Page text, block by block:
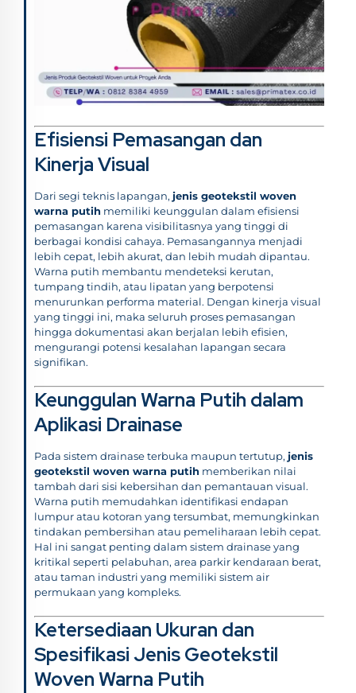
Efisiensi Pemasangan dan
Kinerja Visual
Dari segi teknis lapangan, jenis geotekstil woven
warna putih memiliki keunggulan dalam efisiensi
pemasangan karena visibilitasnya yang tinggi di
berbagai kondisi cahaya. Pemasangannya menjadi
lebih cepat, lebih akurat, dan lebih mudah dipantau.
Warna putih membantu mendeteksi kerutan,
tumpang tindih, atau lipatan yang berpotensi
menurunkan performa material. Dengan kinerja visual
yang tinggi ini, maka seluruh proses pemasangan
hingga dokumentasi akan berjalan lebih efisien,
mengurangi potensi kesalahan lapangan secara
signifikan.
Keunggulan Warna Putih dalam
Aplikasi Drainase
Pada sistem drainase terbuka maupun tertutup, jenis
geotekstil woven warna putih memberikan nilai
tambah dari sisi kebersihan dan pemantauan visual.
Warna putih memudahkan identifikasi endapan
lumpur atau kotoran yang tersumbat, memungkinkan
tindakan pembersihan atau pemeliharaan lebih cepat.
Hal ini sangat penting dalam sistem drainase yang
kritikal seperti pelabuhan, area parkir kendaraan berat,
atau taman industri yang memiliki sistem air
permukaan yang kompleks.
Ketersediaan Ukuran dan
Spesifikasi Jenis Geotekstil
Woven Warna Putih